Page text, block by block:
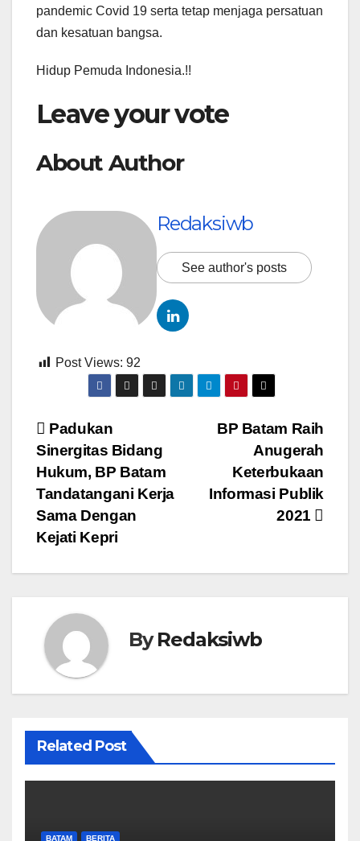
pandemic Covid 19 serta tetap menjaga persatuan
dan kesatuan bangsa.
Hidup Pemuda Indonesia.!!
Leave your vote
About Author
Redaksiwb
See author's posts
Post Views: 92
Navigasi
pos
BP Batam Raih
Anugerah
Keterbukaan
Informasi Publik
2021
Padukan
Sinergitas Bidang
Hukum, BP Batam
Tandatangani Kerja
Sama Dengan
Kejati Kepri
ByRedaksiwb
Related Post
BATAM BERITA